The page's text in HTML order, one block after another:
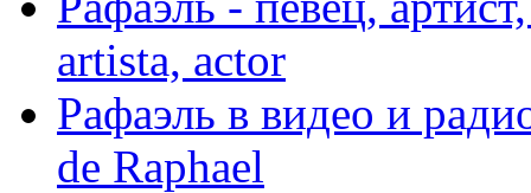
artista, actor
Рафаэль в видео и
de Raphael